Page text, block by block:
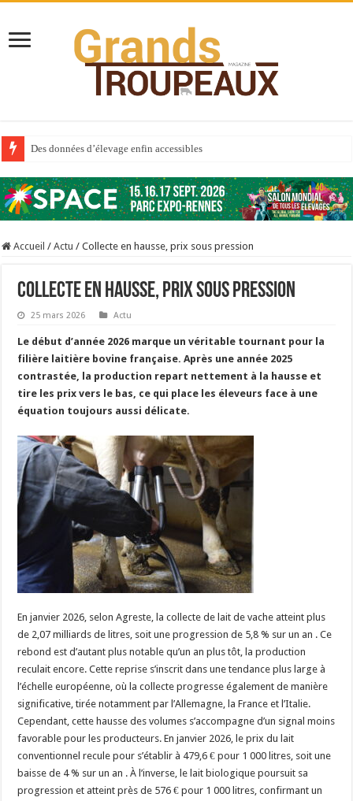
Des données d’élevage enfin accessibles
Au sommaire du premier numéro de 2025
Au sommaire de GTM 110
Aidez-nous à améliorer la santé de vos veaux !
Sécheresse : les éleveurs réclament des expertises de terrain
Un été fructueux pour Lactalis
Les canicules freinent la collecte laitière
Accueil / Actu / Collecte en hausse, prix sous pression
Collecte en hausse, prix sous pression
25 mars 2026 Actu
Le début d’année 2026 marque un véritable tournant pour la
filière laitière bovine française. Après une année 2025
contrastée, la production repart nettement à la hausse et
tire les prix vers le bas, ce qui place les éleveurs face à une
équation toujours aussi délicate.
En janvier 2026, selon Agreste, la collecte de lait de vache atteint plus
de 2,07 milliards de litres, soit une progression de 5,8 % sur un an . Ce
rebond est d’autant plus notable qu’un an plus tôt, la production
reculait encore. Cette reprise s’inscrit dans une tendance plus large à
l’échelle européenne, où la collecte progresse également de manière
significative, tirée notamment par l’Allemagne, la France et l’Italie.
Cependant, cette hausse des volumes s’accompagne d’un signal moins
favorable pour les producteurs. En janvier 2026, le prix du lait
conventionnel recule pour s’établir à 479,6 € pour 1 000 litres, soit une
baisse de 4 % sur un an . À l’inverse, le lait biologique poursuit sa
progression et atteint près de 576 € pour 1 000 litres, confirmant un